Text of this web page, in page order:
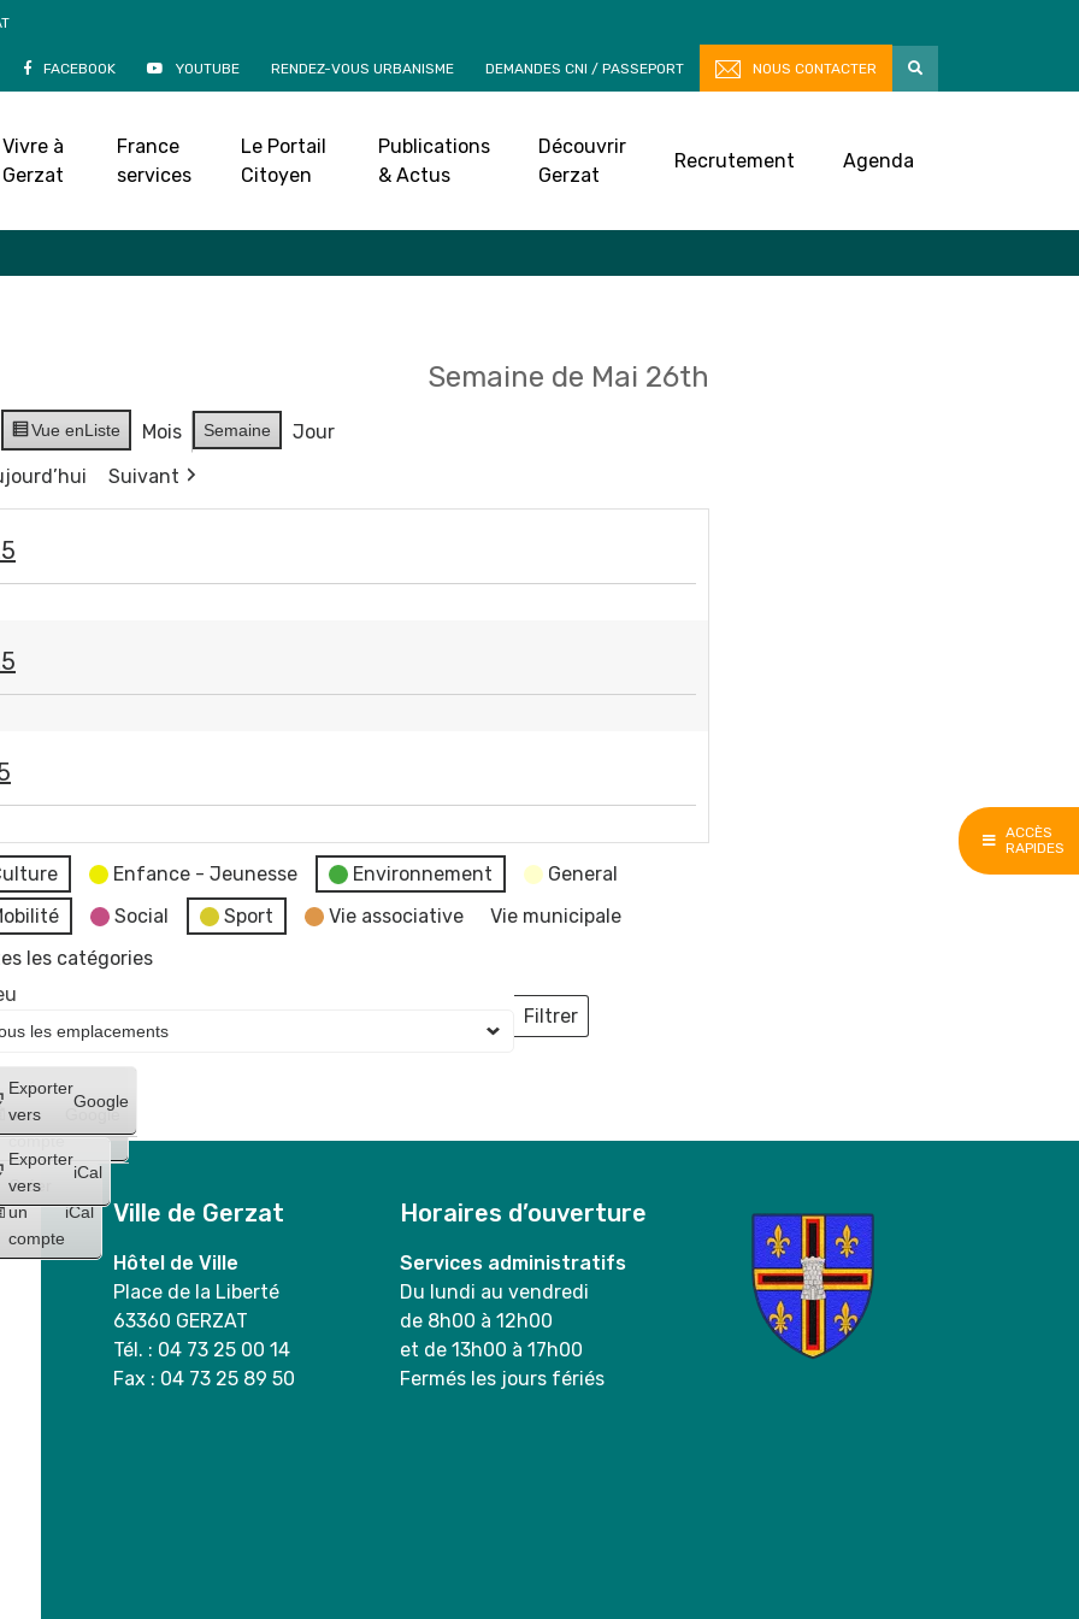
ACCÈS
RAPIDES
FACEBOOK YOUTUBE RENDEZ-VOUS URBANISME DEMANDES CNI / PASSEPORT NOUS CONTACTER
Vivre à
Gerzat
France
services
Le Portail
Citoyen
Publications
& Actus
Découvrir
Gerzat
Recrutement Agenda
Accueil»Agenda
Semaine de Mai 26th
Vue enListe Mois Semaine
Jour
Suivant
Enfance - Jeunesse Environnement
General
Social Sport Vie associative
Vie municipale
les catégories
Créer
un
compte
Google
Créer
un
compte
iCal
Exporter
vers
Google
Exporter
vers
iCal
Filtrer
Lieux
Ville de Gerzat
Hôtel de Ville
Place de la Liberté
63360 GERZAT
Tél. : 04 73 25 00 14
Fax : 04 73 25 89 50
Horaires d’ouverture
Services administratifs
Du lundi au vendredi
de 8h00 à 12h00
et de 13h00 à 17h00
Fermés les jours fériés